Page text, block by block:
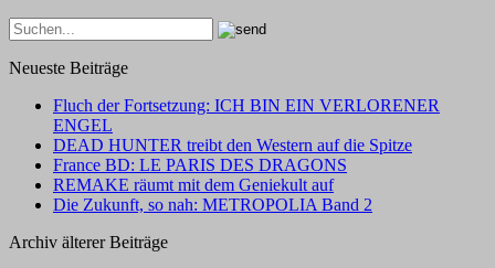
Neueste Beiträge
Fluch der Fortsetzung: ICH BIN EIN VERLORENER
ENGEL
DEAD HUNTER treibt den Western auf die Spitze
France BD: LE PARIS DES DRAGONS
REMAKE räumt mit dem Geniekult auf
Die Zukunft, so nah: METROPOLIA Band 2
Archiv älterer Beiträge